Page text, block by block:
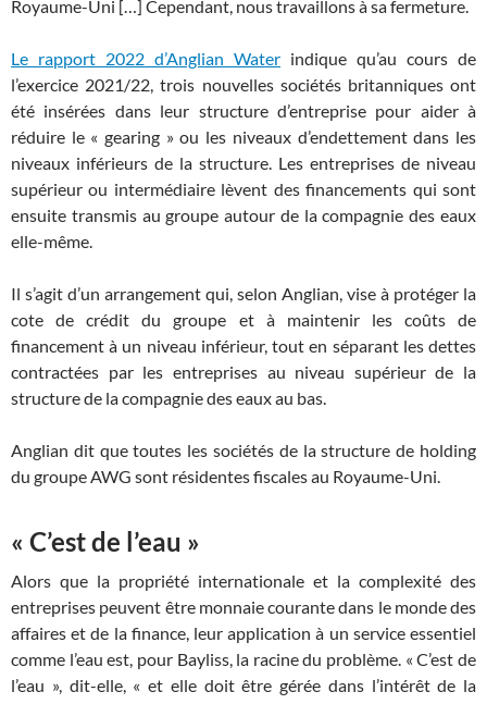
Royaume-Uni […] Cependant, nous travaillons à sa fermeture.
Le rapport 2022 d’Anglian Water indique qu’au cours de
l’exercice 2021/22, trois nouvelles sociétés britanniques ont
été insérées dans leur structure d’entreprise pour aider à
réduire le « gearing » ou les niveaux d’endettement dans les
niveaux inférieurs de la structure. Les entreprises de niveau
supérieur ou intermédiaire lèvent des financements qui sont
ensuite transmis au groupe autour de la compagnie des eaux
elle-même.
Il s’agit d’un arrangement qui, selon Anglian, vise à protéger la
cote de crédit du groupe et à maintenir les coûts de
financement à un niveau inférieur, tout en séparant les dettes
contractées par les entreprises au niveau supérieur de la
structure de la compagnie des eaux au bas.
Anglian dit que toutes les sociétés de la structure de holding
du groupe AWG sont résidentes fiscales au Royaume-Uni.
« C’est de l’eau »
Alors que la propriété internationale et la complexité des
entreprises peuvent être monnaie courante dans le monde des
affaires et de la finance, leur application à un service essentiel
comme l’eau est, pour Bayliss, la racine du problème. « C’est de
l’eau », dit-elle, « et elle doit être gérée dans l’intérêt de la